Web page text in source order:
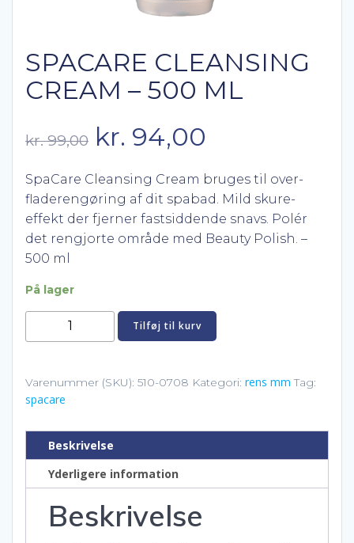
SPACARE CLEANSING
CREAM – 500 ML
kr.99,00 Den
oprindelige
pris
kr. 94,00
aktuelle
pris
SpaCare Cleansing Cream bruges til over-
fladerengøring af dit spabad. Mild skure-
effekt der fjerner fastsiddende snavs. Polér
det rengjorte område med Beauty Polish. –
500 ml
På lager
SpaCare
Cleansing
-
500
antal
Tilføj til kurv
Varenummer (SKU): 510-0708 Kategori: rens mm Tag:
spacare
Beskrivelse
Yderligere information
Beskrivelse